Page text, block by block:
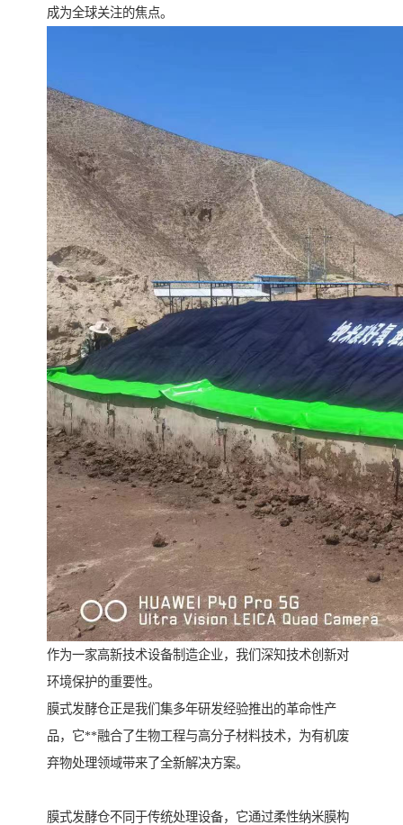
成为全球关注的焦点。
作为一家高新技术设备制造企业，我们深知技术创新对
环境保护的重要性。
膜式发酵仓正是我们集多年研发经验推出的革命性产
品，它**融合了生物工程与高分子材料技术，为有机废
弃物处理领域带来了全新解决方案。
膜式发酵仓不同于传统处理设备，它通过柔性纳米膜构